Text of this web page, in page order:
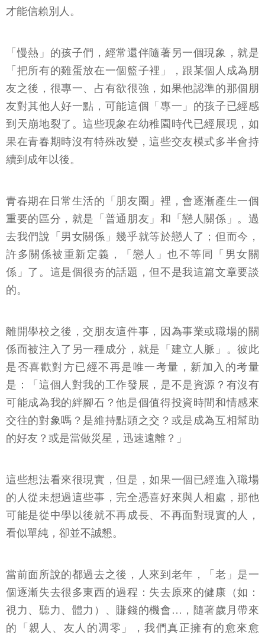
才能信賴別人。
「慢熱」的孩子們，經常還伴隨著另一個現象，就是
「把所有的雞蛋放在一個籃子裡」，跟某個人成為朋
友之後，很專一、占有欲很強，如果他認準的那個朋
友對其他人好一點，可能這個「專一」的孩子已經感
到天崩地裂了。這些現象在幼稚園時代已經展現，如
果在青春期時沒有特殊改變，這些交友模式多半會持
續到成年以後。
青春期在日常生活的「朋友圈」裡，會逐漸產生一個
重要的區分，就是「普通朋友」和「戀人關係」。過
去我們說「男女關係」幾乎就等於戀人了；但而今，
許多關係被重新定義，「戀人」也不等同「男女關
係」了。這是個很夯的話題，但不是我這篇文章要談
的。
離開學校之後，交朋友這件事，因為事業或職場的關
係而被注入了另一種成分，就是「建立人脈」。彼此
是否喜歡對方已經不再是唯一考量，新加入的考量
是：「這個人對我的工作發展，是不是資源？有沒有
可能成為我的絆腳石？他是個值得投資時間和情感來
交往的對象嗎？是維持點頭之交？或是成為互相幫助
的好友？或是當做災星，迅速遠離？」
這些想法看來很現實，但是，如果一個已經進入職場
的人從未想過這些事，完全憑喜好來與人相處，那他
可能是從中學以後就不再成長、不再面對現實的人，
看似單純，卻並不誠懇。
當前面所說的都過去之後，人來到老年，「老」是一
個逐漸失去很多東西的過程：失去原來的健康（如：
視力、聽力、體力）、賺錢的機會…，隨著歲月帶來
的「親人、友人的凋零」，我們真正擁有的愈來愈